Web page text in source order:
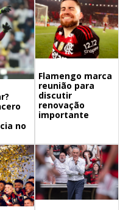
no
Flamengo marca
reunião para
discutir
renovação
importante